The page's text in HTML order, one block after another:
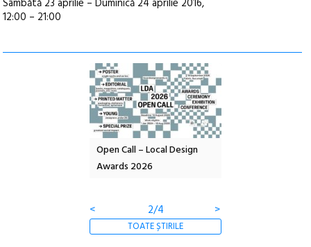
12:00 – 21:00
Open Call – Local Design
Awards 2026
<
2/4 >
TOATE ȘTIRILE